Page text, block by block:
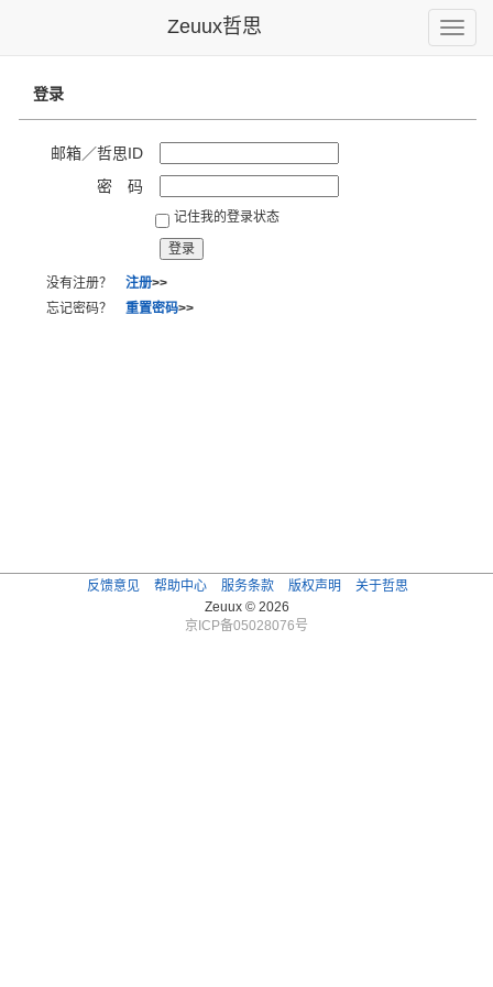
Toggle
Zeuux哲思
登录
邮箱／哲思ID
密 码
记住我的登录状态
没有注册？ 注册>>
忘记密码？ 重置密码>>
反馈意见 帮助中心 服务条款 版权声明
关于哲思
Zeuux © 2026
京ICP备05028076号